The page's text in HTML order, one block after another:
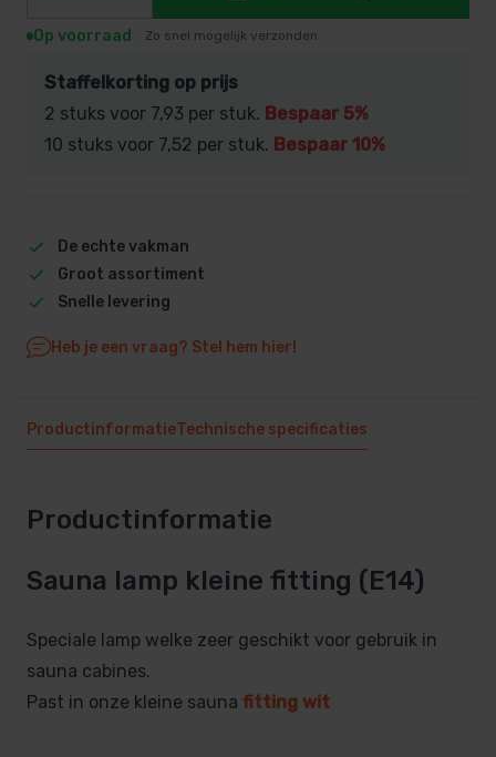
Op voorraad Zo snel mogelijk verzonden
Staffelkorting op prijs
2 stuks voor 7,93 per stuk. Bespaar 5%
10 stuks voor 7,52 per stuk. Bespaar 10%
De echte vakman
Groot assortiment
Snelle levering
Heb je een vraag? Stel hem hier!
ProductinformatieTechnische specificaties
Productinformatie
Sauna lamp kleine fitting (E14)
Speciale lamp welke zeer geschikt voor gebruik in
sauna cabines.
Past in onze kleine sauna fitting wit